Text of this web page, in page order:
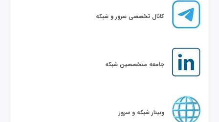
کانال تخصصی سرور و شبکه
جامعه متخصصین شبکه
وبینار شبکه و سرور